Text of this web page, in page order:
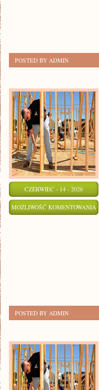
POSTED BY ADMIN
CZERWIEC - 14 - 2026
MOŻLIWOŚĆ KOMENTOWANIA
POSTED BY ADMIN